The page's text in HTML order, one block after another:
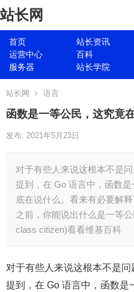
站长网
首页 站长资讯
运营中心
百科
服务器
站长学院
站长网 语言
函数是一等公民，这究竟
发布: 2021年5月23日
对于有些人来说这根本不是
提到，在 Go 语言中，函数
底在说什么。看来有必要解
之前，你能说出什么是一等
class citizen)看看维基百科
对于有些人来说这根本不是
提到，在 Go 语言中，函数是